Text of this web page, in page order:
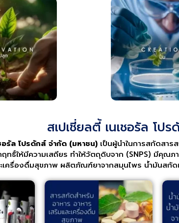
สเปเชี่ยลตี้ เนเชอรัล โปร
อรัล โปรดักส์ จำกัด (มหาชน) เป็นผู้นำในการสกัดสา
ทธิ์ให้มีความเสถียร ทำให้วัตถุดิบจาก (SNPS) มีคุ
ะเครื่องดื่มสุขภาพ ผลิตภัณฑ์ยาจากสมุนไพร น้ำมันสกัด